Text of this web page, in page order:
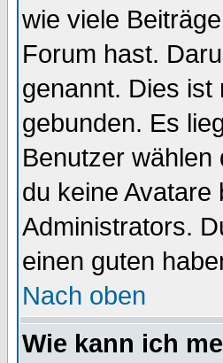
wie viele
Forum hast.
genannt. Dies ist
gebunden. Es
Benutzer wählen
du keine
Administrators.
einen guten
Nach oben
Wie kann ich